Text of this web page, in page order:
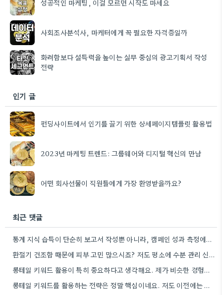
성공적인 마케팅, 이걸 모르면 시작도 마세요
사회조사분석사, 마케터에게 꼭 필요한 자격증일까
화려함보다 설득력을 높이는 실무 중심의 광고기획서 작성
전략
인기 글
펀딩사이트에서 인기를 끌기 위한 상세페이지템플릿 활용법
2023년 마케팅 트렌드: 그룹웨어와 디지털 혁신의 만남
어떤 회사선물이 직원들에게 가장 환영받을까요?
최근 댓글
통계 지식 습득이 단순히 보고서 작성뿐 아니라, 캠페인 성과 측정에도 도움이 된다니 흥미롭네요.
환절기 건조함 때문에 피부 고민 많으시죠? 저도 평소에 수분 관리 신경 쓰느라 시간 오래 뺏깁니다.
롱테일 키워드 활용이 특히 중요하다고 생각해요. 제가 비슷한 경험을 할 때, 너무 일반적인 키워드에 집중했더니…
롱테일 키워드를 활용하는 전략은 정말 핵심이네요. 저도 이전에는 너무 넓은 범위의 키워드에 집중해서 예산을 낭비했던…